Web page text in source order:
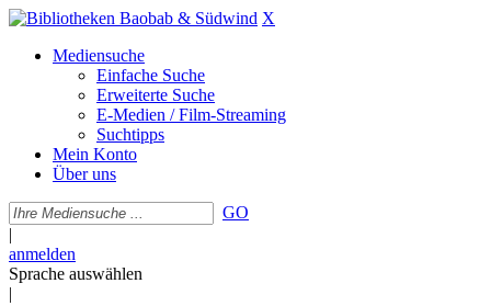
X
Mediensuche
Einfache Suche
Erweiterte Suche
E-Medien / Film-Streaming
Suchtipps
Mein Konto
Über uns
GO
|
anmelden
Sprache auswählen
|